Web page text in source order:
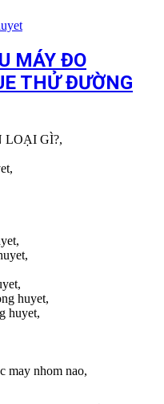
MÁY ĐO
THỬ ĐƯỜNG
GÌ?,
huyet,
huyet,
may nhom nao,